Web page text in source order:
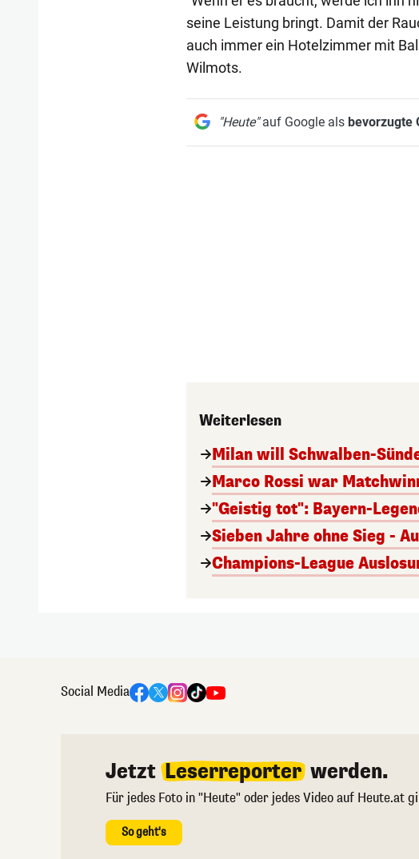
seine Leistung bringt. Damit der
auch immer ein Hotelzimmer mit
Wilmots.
"Heute"auf Google als bevorzugte
Weiterlesen
Milan will Schwalben-
Marco Rossi war
"Geistig tot": Bayern-
Sieben Jahre ohne Sieg -
Champions-League
Social Media
Jetzt Leserreporter werden.
Für jedes Foto in "Heute" oder jedes Video auf Heute.at
So geht's